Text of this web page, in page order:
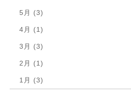
5月 (3)
4月 (1)
3月 (3)
2月 (1)
1月 (3)